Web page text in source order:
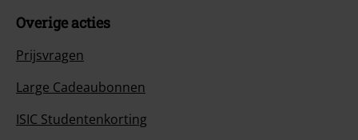
Overige acties
Prijsvragen
Large Cadeaubonnen
ISIC Studentenkorting